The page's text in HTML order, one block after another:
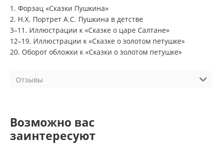
1. Форзац «Сказки Пушкина»
2. Н.Х. Портрет А.С. Пушкина в детстве
3–11. Иллюстрации к «Сказке о царе Салтане»
12–19. Иллюстрации к «Сказке о золотом петушке»
20. Оборот обложки к «Сказки о золотом петушке»
Отзывы
Возможно вас
заинтересуют